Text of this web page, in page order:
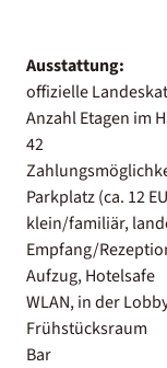
Ausstattung:
offizielle
Anzahl Etagen im
42
Parkplatz (ca. 12
klein/familiär,
Empfang/
Aufzug, Hotelsafe
WLAN, in der
Frühstücksraum
Bar